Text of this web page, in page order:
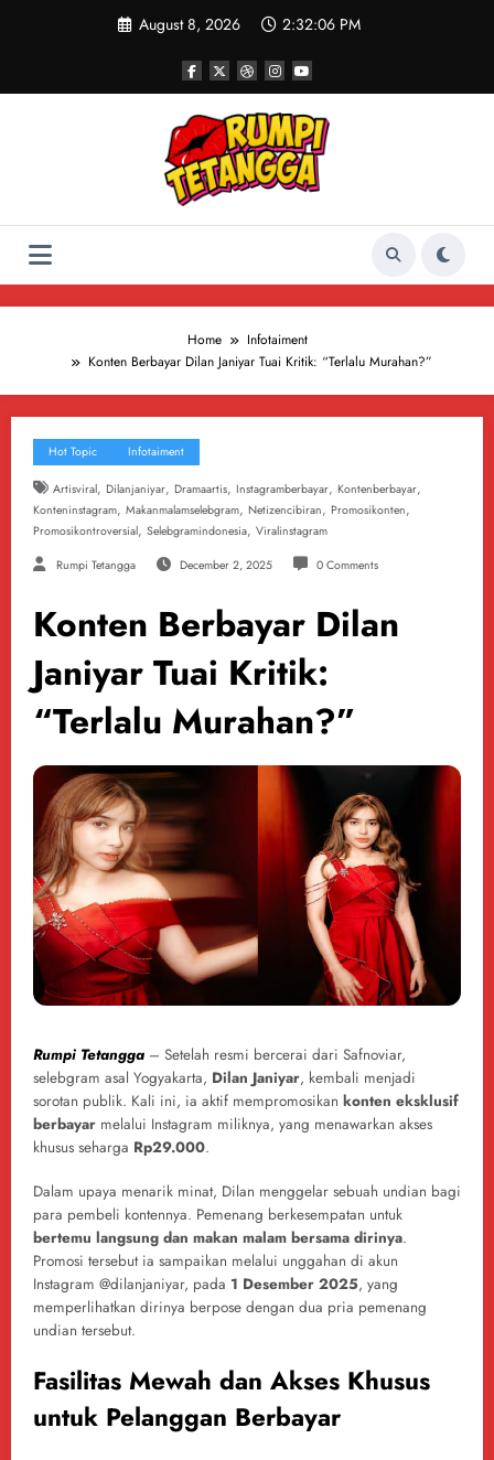
August 8, 2026 2:32:07 PM
Home
Infotaiment
Konten Berbayar Dilan Janiyar Tuai Kritik: “Terlalu Murahan?”
Hot Topic Infotaiment
Artisviral, Dilanjaniyar, Dramaartis, Instagramberbayar, Kontenberbayar,
Konteninstagram, Makanmalamselebgram, Netizencibiran, Promosikonten,
Promosikontroversial, Selebgramindonesia, Viralinstagram
Rumpi Tetangga December 2, 2025 0 Comments
Konten Berbayar Dilan
Janiyar Tuai Kritik:
“Terlalu Murahan?”
Rumpi Tetangga – Setelah resmi bercerai dari Safnoviar,
selebgram asal Yogyakarta, Dilan Janiyar, kembali menjadi
sorotan publik. Kali ini, ia aktif mempromosikan konten eksklusif
berbayar melalui Instagram miliknya, yang menawarkan akses
khusus seharga Rp29.000.
Dalam upaya menarik minat, Dilan menggelar sebuah undian bagi
para pembeli kontennya. Pemenang berkesempatan untuk
bertemu langsung dan makan malam bersama dirinya.
Promosi tersebut ia sampaikan melalui unggahan di akun
Instagram @dilanjaniyar, pada 1 Desember 2025, yang
memperlihatkan dirinya berpose dengan dua pria pemenang
undian tersebut.
Fasilitas Mewah dan Akses Khusus
untuk Pelanggan Berbayar